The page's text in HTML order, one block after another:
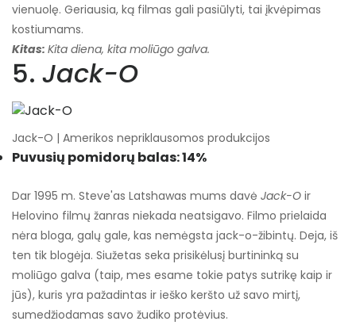
vienuolę. Geriausia, ką filmas gali pasiūlyti, tai įkvėpimas
kostiumams.
Kitas: Kita diena, kita moliūgo galva.
5. Jack-O
Jack-O | Amerikos nepriklausomos produkcijos
Puvusių pomidorų balas: 14%
Dar 1995 m. Steve'as Latshawas mums davė Jack-O ir
Helovino filmų žanras niekada neatsigavo. Filmo prielaida
nėra bloga, galų gale, kas nemėgsta jack-o-žibintų. Deja, iš
ten tik blogėja. Siužetas seka prisikėlusį burtininką su
moliūgo galva (taip, mes esame tokie patys sutrikę kaip ir
jūs), kuris yra pažadintas ir ieško keršto už savo mirtį,
sumedžiodamas savo žudiko protėvius.